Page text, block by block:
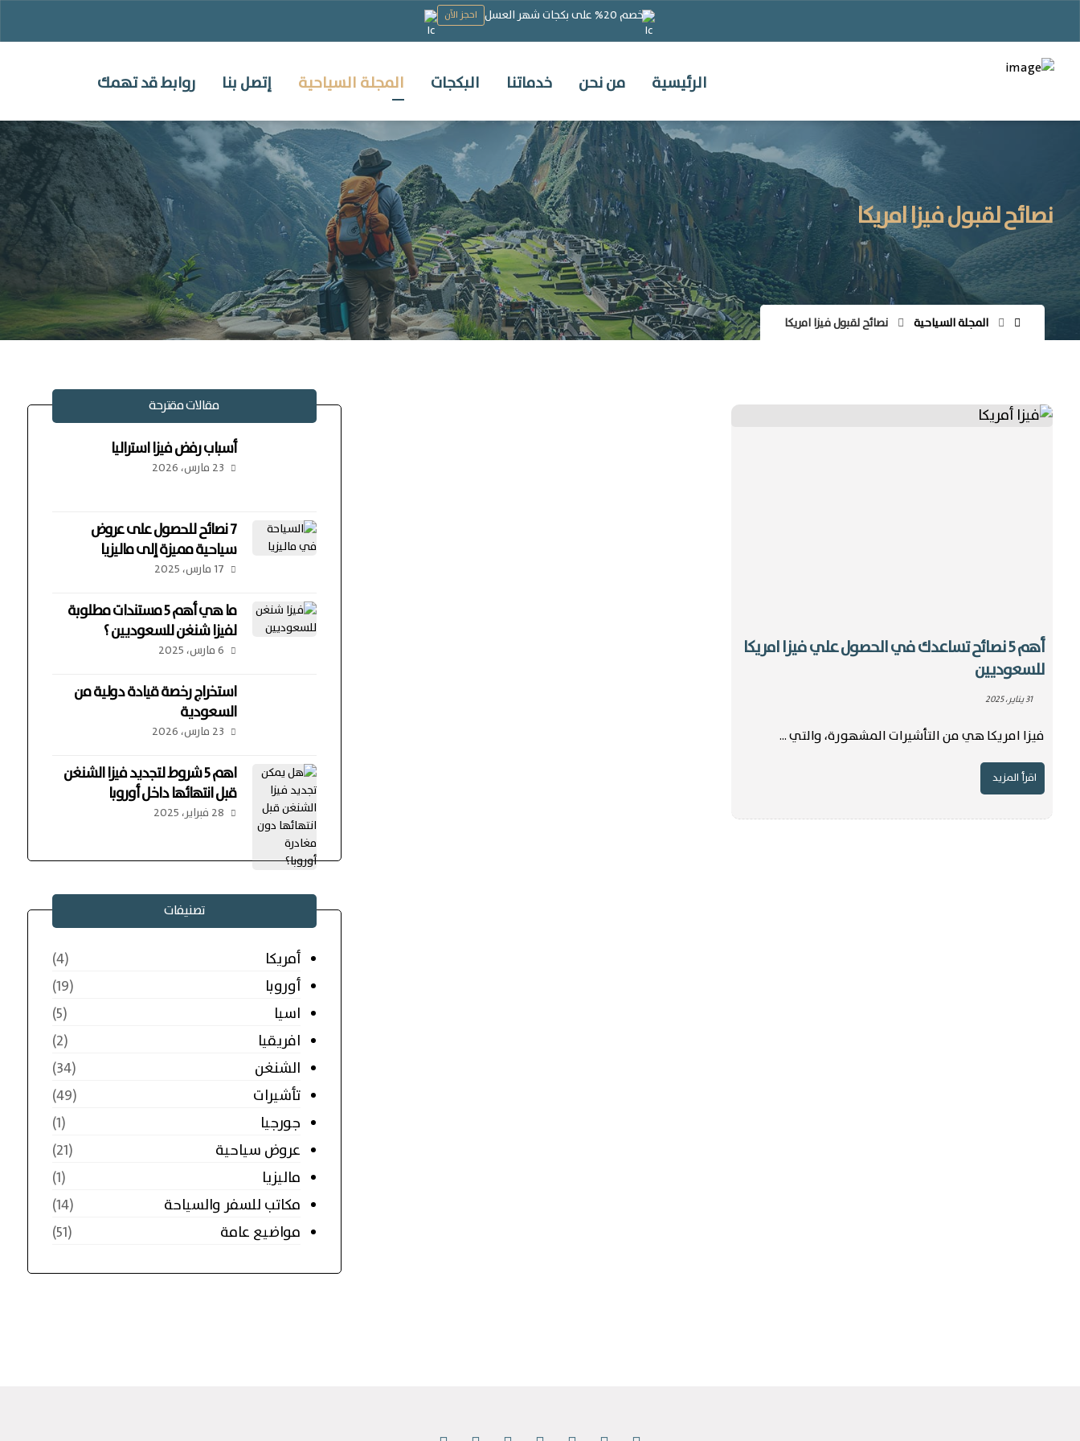
خصم 20% على بكجات شهر العسل احجز الآن
الرئيسية من نحن خدماتنا البكجات المجلة السياحية إتصل بنا روابط قد تهمك
نصائح لقبول فيزا امريكا
المجلة السياحية نصائح لقبول فيزا امريكا
أهم 5 نصائح تساعدك في الحصول علي فيزا امريكا
للسعوديين
31 يناير، 2025
فيزا امريكا هي من التأشيرات المشهورة، والتي ...
اقرأ المزيد
مقالات مقترحة
أسباب رفض فيزا استراليا
23 مارس، 2026
7 نصائح للحصول على عروض
سياحية مميزة إلى ماليزيا
17 مارس، 2025
ما هي أهم 5 مستندات مطلوبة
لفيزا شنغن للسعوديين ؟
6 مارس، 2025
استخراج رخصة قيادة دولية من
السعودية
23 مارس، 2026
اهم 5 شروط لتجديد فيزا الشنغن
قبل انتهائها داخل أوروبا
28 فبراير، 2025
تصنيفات
أمريكا
(4)
أوروبا
(19)
اسيا
(5)
افريقيا
(2)
الشنغن
(34)
تأشيرات
(49)
جورجيا
(1)
عروض سياحية
(21)
ماليزيا
(1)
مكاتب للسفر والسياحة
(14)
مواضيع عامة
(51)